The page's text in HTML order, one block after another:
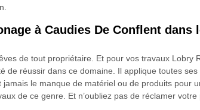
à Caudies De Conflent dans
de tout propriétaire. Et pour vos travaux Lobry
réussir dans ce domaine. Il applique toutes
le manque de matériel ou de produits pour
de ce genre. Et n’oubliez pas de réclamer